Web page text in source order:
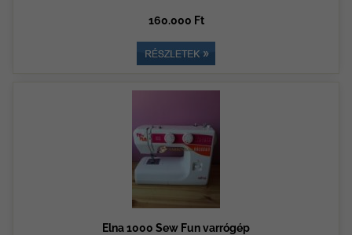
160.000 Ft
Elna 1000 Sew Fun varrógép